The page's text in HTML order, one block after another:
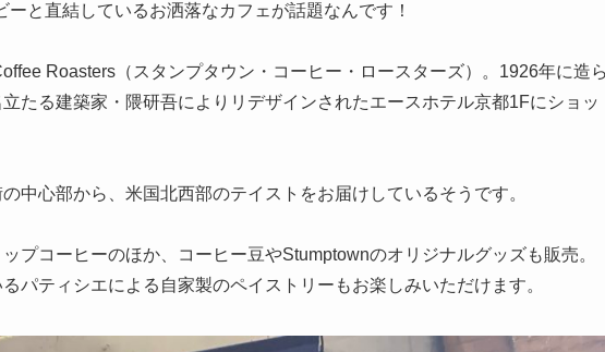
と直結しているお洒落なカフェが話題なんです！
Roasters（スタンプタウン・コーヒー・ロースターズ）。1926年に造
たる建築家・隈研吾によりリデザインされたエースホテル京都1Fにショッ
中心部から、米国北西部のテイストをお届けしているそうです。
プコーヒーのほか、コーヒー豆やStumptownのオリジナルグッズも販売。
パティシエによる自家製のペイストリーもお楽しみいただけます。